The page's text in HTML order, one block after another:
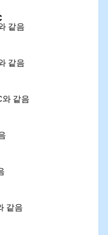
같음
같음
같음
같음